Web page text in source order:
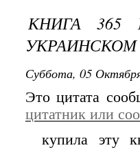
КНИГА
Суббота, 05
Это цитата
цитатник или
купила эту